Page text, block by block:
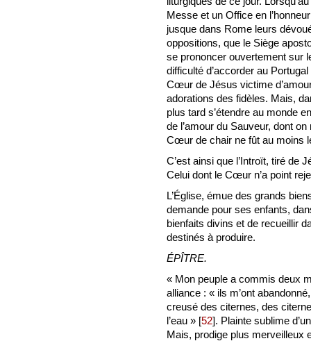
Messe et un Office en
jusque dans Rome leurs
oppositions, que le Siège
se prononcer ouvertement sur
difficulté d’accorder au
Cœur de Jésus victime
adorations des fidèles. Mais,
plus tard s’étendre au monde
de l’amour du Sauveur, dont
Cœur de chair ne fût au moins
C’est ainsi que l’Introït, tiré de
Celui dont le Cœur n’a point
L’Église, émue des grands
demande pour ses enfants,
bienfaits divins et de recueillir
destinés à produire.
ÉPÎTRE.
« Mon peuple a commis deux
alliance : « ils m’ont
creusé des citernes, des
l’eau » [52]. Plainte sublime
Mais, prodige plus merveilleux